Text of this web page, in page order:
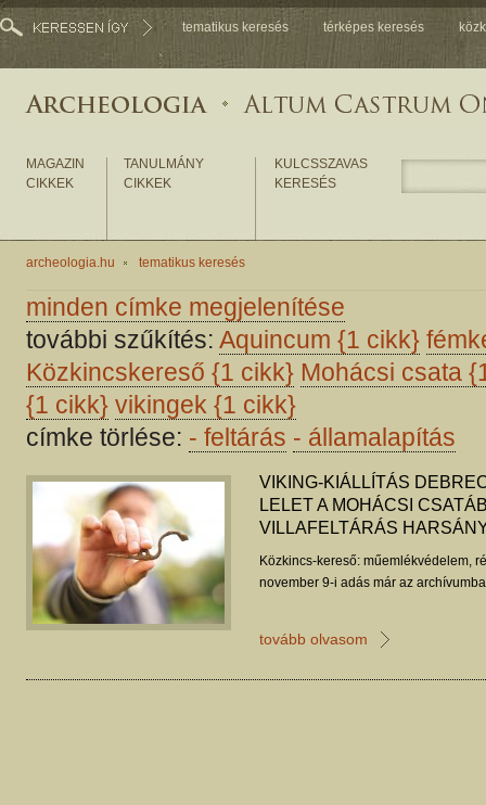
tematikus keresés térképes keresés
MAGAZIN
CIKKEK
TANULMÁNY
CIKKEK
KULCSSZAVAS
KERESÉS
archeologia.hu tematikus keresés
minden címke megjelenítése
további szűkítés: Aquincum {1 cikk}
Közkincskereső {1 cikk} Mohácsi csata
{1 cikk} vikingek {1 cikk}
címke törlése: - feltárás - államalapítás
VIKING-KIÁLLÍTÁS
LELET A MOHÁCSI
VILLAFELTÁRÁS
Közkincs-kereső: műemlékvédelem,
november 9-i adás már az
tovább olvasom